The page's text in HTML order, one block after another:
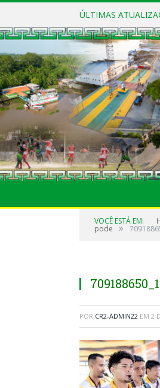
ÚLTIMAS
VOCÊ ESTÁ EM:
pode »
POR CR2-ADMIN22 EM 2